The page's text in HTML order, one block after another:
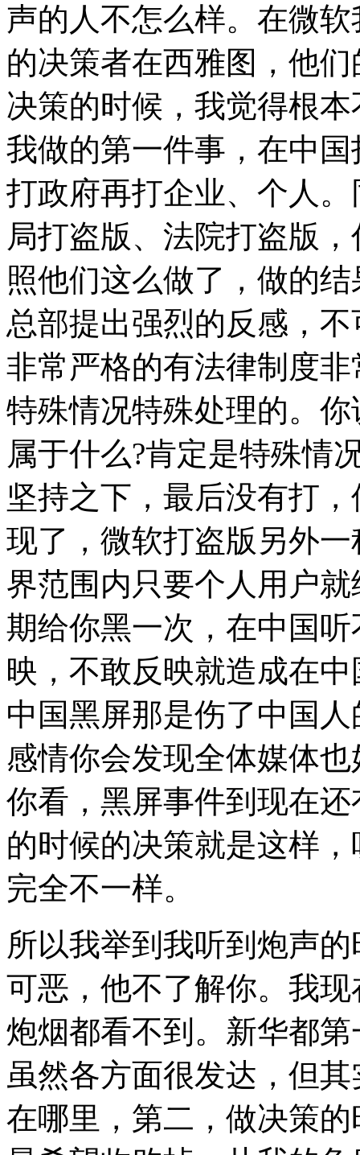
声的人不怎么样。在微
的决策者在西雅图，他
决策的时候，我觉得根
我做的第一件事，在中
打政府再打企业、个人
局打盗版、法院打盗版
照他们这么做了，做的
总部提出强烈的反感，
非常严格的有法律制度
特殊情况特殊处理的。
属于什么?肯定是特殊情
坚持之下，最后没有打
现了，微软打盗版另外
界范围内只要个人用户
期给你黑一次，在中国
映，不敢反映就造成在
中国黑屏那是伤了中国
感情你会发现全体媒体
你看，黑屏事件到现在
的时候的决策就是这样
完全不一样。
所以我举到我听到炮声
可恶，他不了解你。我
炮烟都看不到。新华都
虽然各方面很发达，但
在哪里，第二，做决策